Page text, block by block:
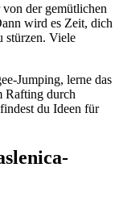
der gemütlichen
wird es Zeit, dich
stürzen. Viele
Jumping, lerne das
Rafting durch
du Ideen für